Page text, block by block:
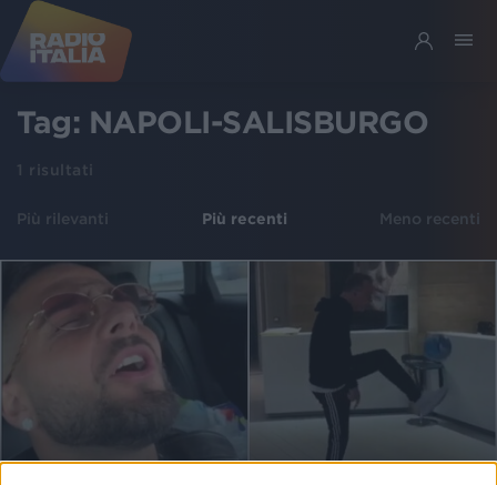
Tag: NAPOLI-SALISBURGO
1 risultati
Più rilevanti Più recenti Meno recenti